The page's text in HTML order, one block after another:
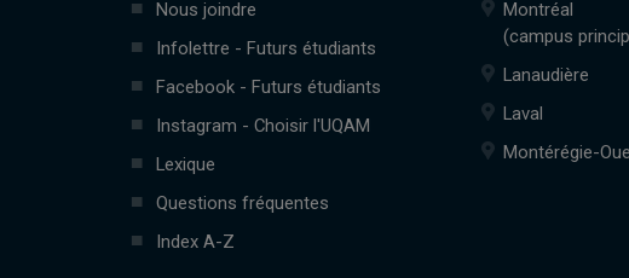
Nous joindre
Infolettre - Futurs étudiants
Facebook - Futurs étudiants
Instagram - Choisir l'UQAM
Lexique
Questions fréquentes
Index A-Z
Montréal
(campus
Lanaudière
Laval
Montérégie-